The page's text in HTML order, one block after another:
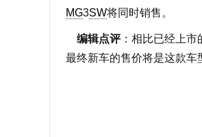
MG3SW将同时销售。
编辑点评：相比已经上市
最终新车的售价将是这款车